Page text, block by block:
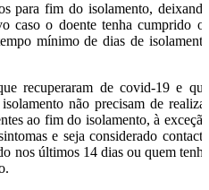
para fim do isolamento, deixando
caso o doente tenha cumprido os
mínimo de dias de isolamento
recuperaram de covid-19 e que
não precisam de realizar
ao fim do isolamento, à exceção
e seja considerado contacto
nos últimos 14 dias ou quem tenha